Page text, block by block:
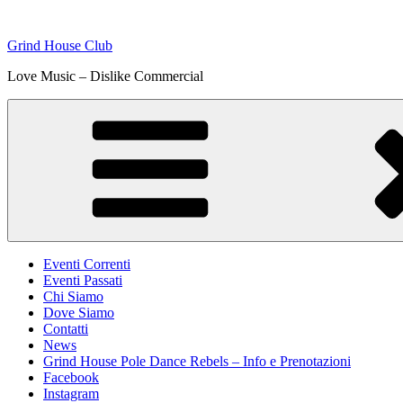
content
Grind House Club
Love Music – Dislike Commercial
Eventi Correnti
Eventi Passati
Chi Siamo
Dove Siamo
Contatti
News
Grind House Pole Dance Rebels – Info e Prenotazioni
Facebook
Instagram